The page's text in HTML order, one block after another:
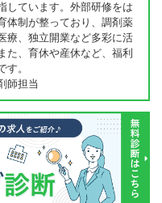
しています。外部研修をは
体制が整っており、調剤薬
療、独立開業など多彩に活
た、育休や産休など、福利
す。
師担当